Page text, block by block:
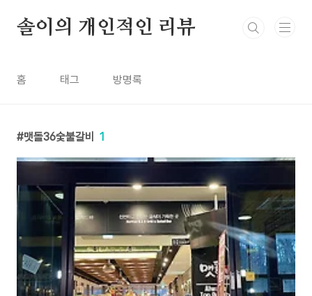
솔이의 개인적인 리뷰
홈 태그 방명록
맷돌36숯불갈비 1